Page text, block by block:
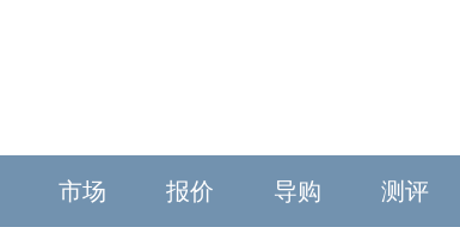
市场 报价 导购 测评